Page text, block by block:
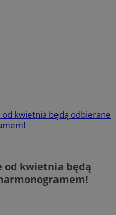
kwietnia będą odbierane
od kwietnia będą